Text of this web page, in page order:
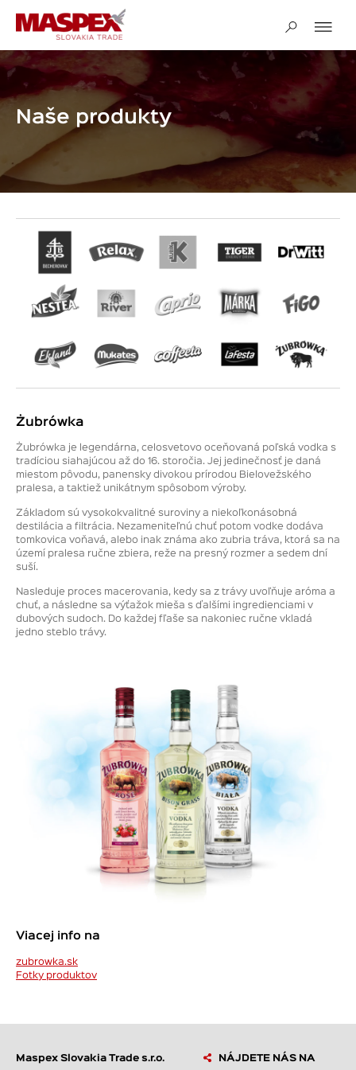
Naše produkty
Żubrówka
Żubrówka je legendárna, celosvetovo oceňovaná poľská vodka s
tradíciou siahajúcou až do 16. storočia. Jej jedinečnosť je daná
miestom pôvodu, panensky divokou prírodou Bielovežského
pralesa, a taktiež unikátnym spôsobom výroby.
Základom sú vysokokvalitné suroviny a niekoľkonásobná
destilácia a filtrácia. Nezameniteľnú chuť potom vodke dodáva
tomkovica voňavá, alebo inak známa ako zubria tráva, ktorá sa na
území pralesa ručne zbiera, reže na presný rozmer a sedem dní
suší.
Nasleduje proces macerovania, kedy sa z trávy uvoľňuje aróma a
chuť, a následne sa výťažok mieša s ďalšími ingredienciami v
dubových sudoch. Do každej fľaše sa nakoniec ručne vkladá
jedno steblo trávy.
Viacej info na
zubrowka.sk
Fotky produktov
Maspex Slovakia Trade s.r.o. NÁJDETE NÁS NA